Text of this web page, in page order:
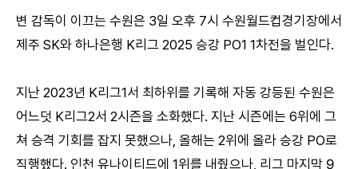
변 감독이 이끄는 수원은 3일 오후 7시 수원월드컵경기장에서
제주 SK와 하나은행 K리그 2025 승강 PO1 1차전을 벌인다.
지난 2023년 K리그1서 최하위를 기록해 자동 강등된 수원은
어느덧 K리그2서 2시즌을 소화했다. 지난 시즌에는 6위에 그
쳐 승격 기회를 잡지 못했으나, 올해는 2위에 올라 승강 PO로
직행했다. 인천 유나이티드에 1위를 내줬으나, 리그 마지막 9